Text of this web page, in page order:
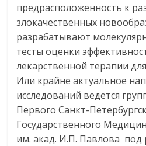
предрасположенность к
злокачественных
разрабатывают
тесты оценки
лекарственной терапии
Или крайне актуальное
исследований ведется
Первого Санкт-
Государственного
им. акад. И.П. Павлова под